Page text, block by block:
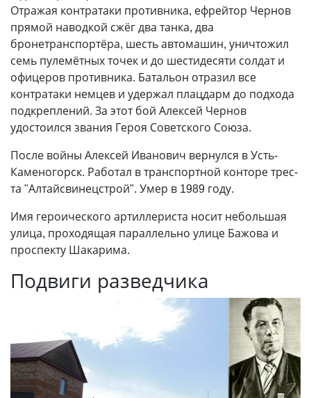
Отражая контратаки противника, ефрейтор Чернов
прямой наводкой сжёг два танка, два
бронетранспортёра, шесть автомашин, уничтожил
семь пулемётных точек и до шестидесяти солдат и
офицеров противника. Батальон отразил все
контратаки немцев и удержал плацдарм до подхода
подкреплений. За этот бой Алексей Чернов
удостоился звания Героя Советского Союза.
После войны Алексей Иванович вернулся в Усть-
Каменогорск. Работал в транспортной конторе трес­
та "Алтайсвинецстрой". Умер в 1989 году.
Имя героического артиллериста носит небольшая
улица, проходящая параллельно улице Бажова и
проспекту Шакарима.
Подвиги разведчика